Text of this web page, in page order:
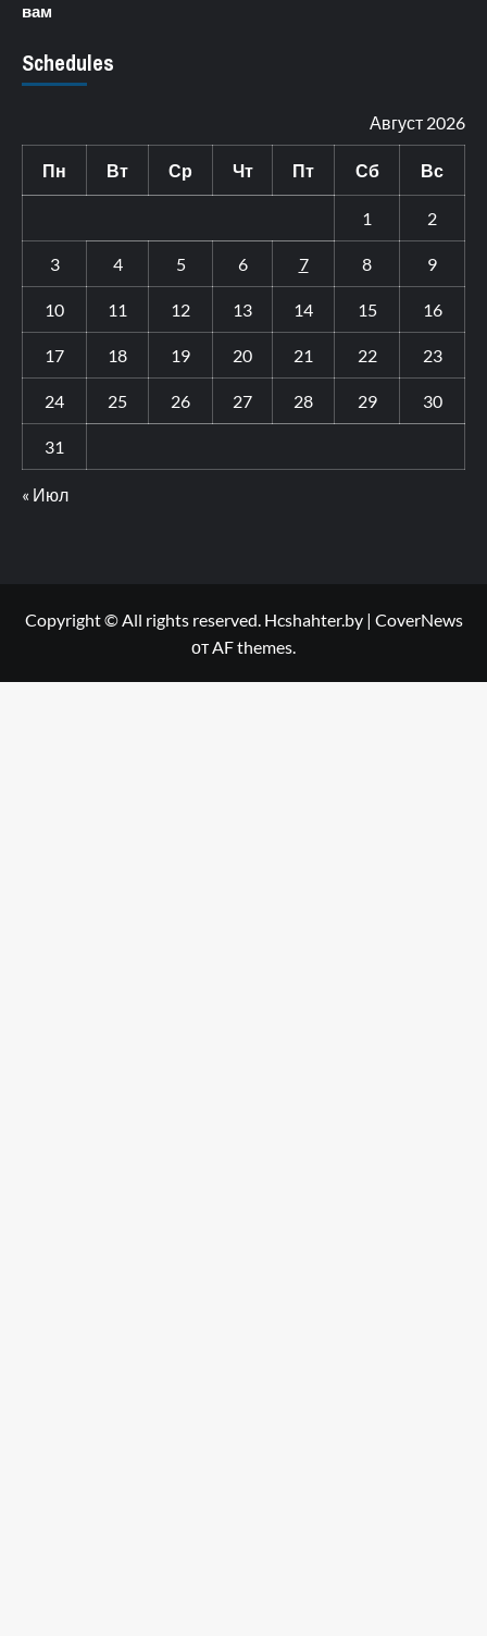
вам
Schedules
Август 2026
Пн Вт Ср Чт Пт Сб Вс
1 2
3 4 5 6 7 8 9
10 11 12 13 14 15 16
17 18 19 20 21 22 23
24 25 26 27 28 29 30
31
« Июл
Copyright © All rights reserved. Hcshahter.by | CoverNews
от AF themes.